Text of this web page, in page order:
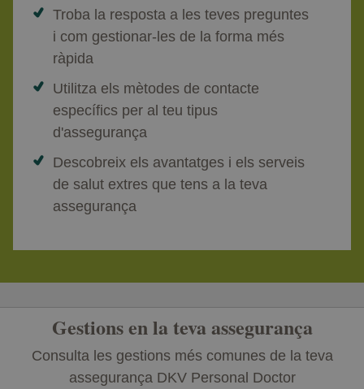
Troba la resposta a les teves preguntes
i com gestionar-les de la forma més
ràpida
Utilitza els mètodes de contacte
específics per al teu tipus
d'assegurança
Descobreix els avantatges i els serveis
de salut extres que tens a la teva
assegurança
Gestions en la teva assegurança
Consulta les gestions més comunes de la teva
assegurança DKV Personal Doctor